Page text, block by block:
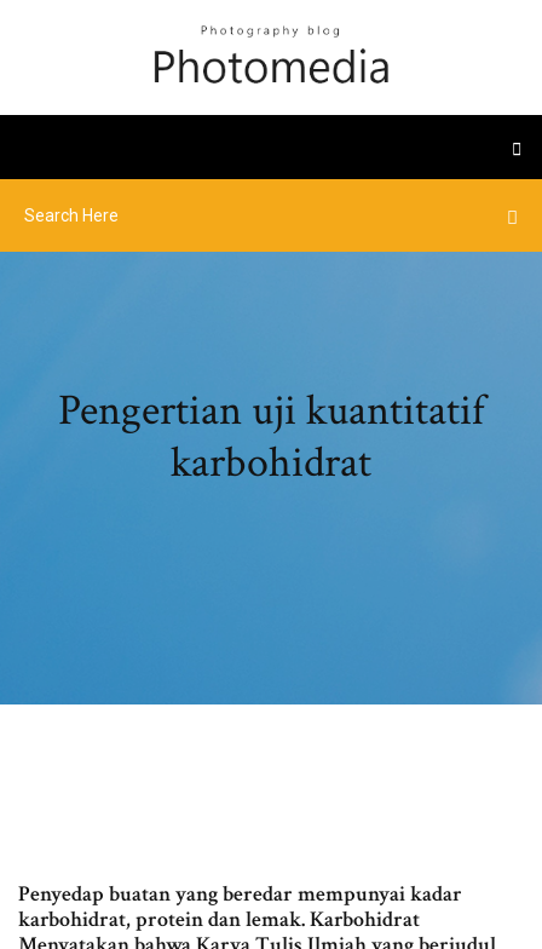
Pengertian uji kuantitatif
karbohidrat
Penyedap buatan yang beredar mempunyai kadar
karbohidrat, protein dan lemak. Karbohidrat